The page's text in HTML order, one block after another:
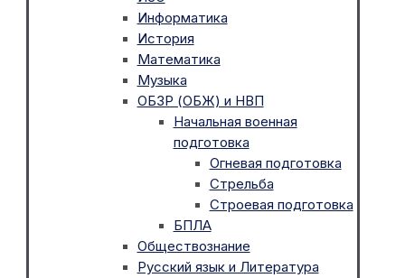
Информатика
История
Математика
Музыка
ОБЗР (ОБЖ) и НВП
Начальная военная
подготовка
Огневая подготовка
Стрельба
Строевая подготовка
БПЛА
Обществознание
Русский язык и Литература